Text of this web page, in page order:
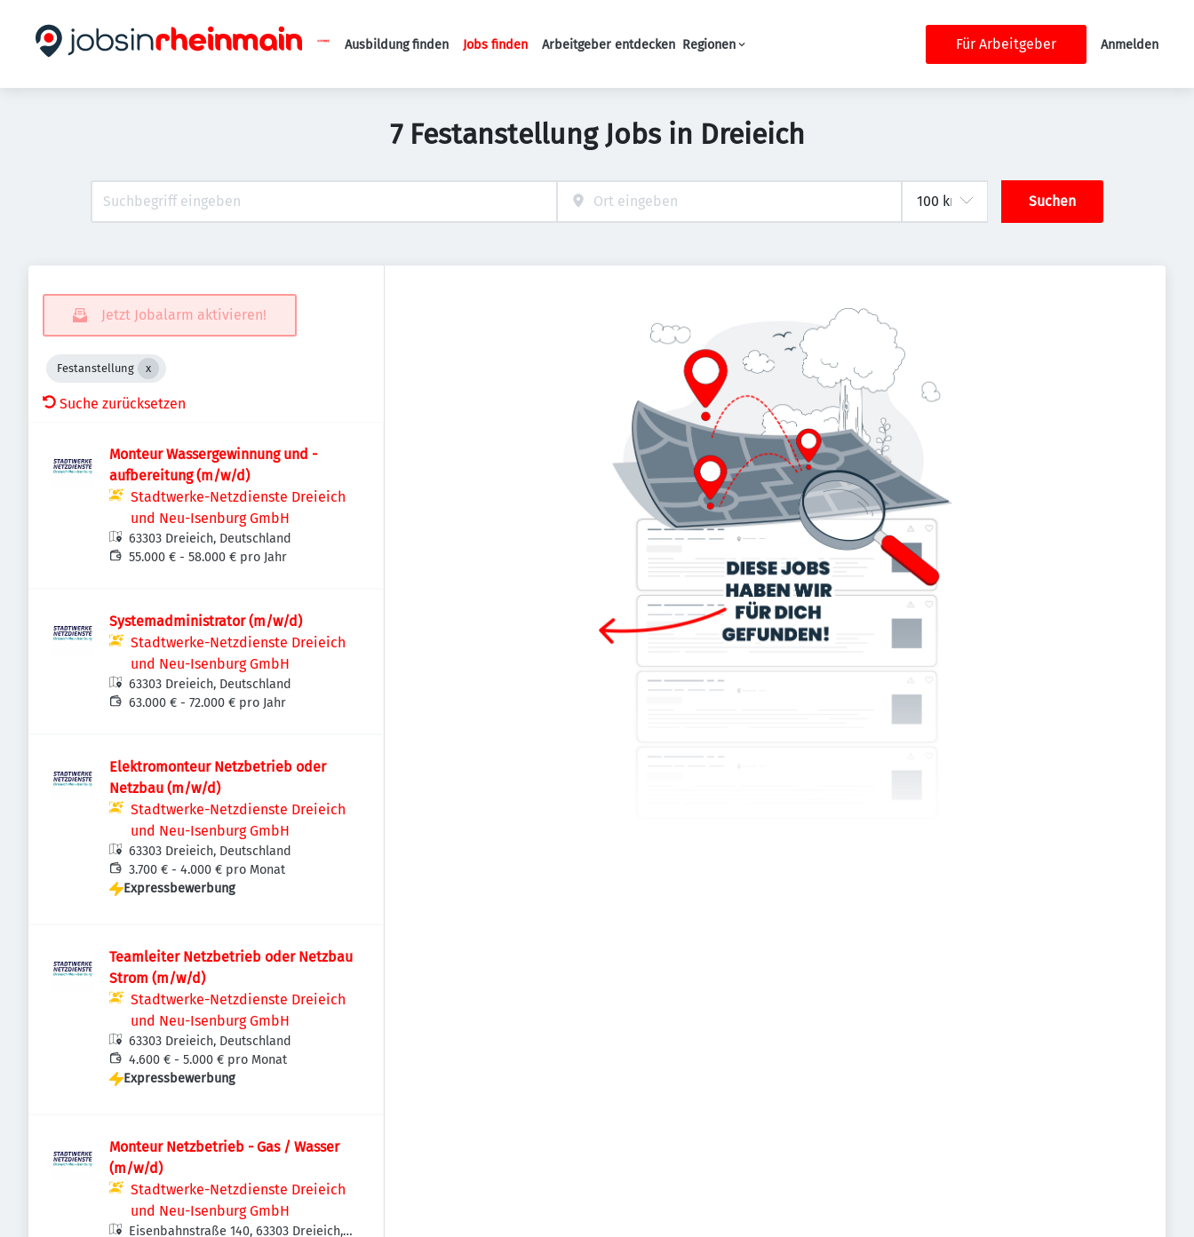
Haupt-Navigation
Ausbildung finden Jobs finden Arbeitgeber entdecken Regionen Für Arbeitgeber Anmelden
7 Festanstellung Jobs in Dreieich
Suchen
Jetzt Jobalarm aktivieren!
Festanstellung
Suche zurücksetzen
Monteur Wassergewinnung und -
aufbereitung (m/w/d)
Stadtwerke-Netzdienste Dreieich
und Neu-Isenburg GmbH
63303 Dreieich, Deutschland
55.000 € - 58.000 € pro Jahr
Systemadministrator (m/w/d)
Stadtwerke-Netzdienste Dreieich
und Neu-Isenburg GmbH
63303 Dreieich, Deutschland
63.000 € - 72.000 € pro Jahr
Elektromonteur Netzbetrieb oder
Netzbau (m/w/d)
Stadtwerke-Netzdienste Dreieich
und Neu-Isenburg GmbH
63303 Dreieich, Deutschland
3.700 € - 4.000 € pro Monat
Expressbewerbung
Teamleiter Netzbetrieb oder Netzbau
Strom (m/w/d)
Stadtwerke-Netzdienste Dreieich
und Neu-Isenburg GmbH
63303 Dreieich, Deutschland
4.600 € - 5.000 € pro Monat
Expressbewerbung
Monteur Netzbetrieb - Gas / Wasser
(m/w/d)
Stadtwerke-Netzdienste Dreieich
und Neu-Isenburg GmbH
Eisenbahnstraße 140, 63303 Dreieich,